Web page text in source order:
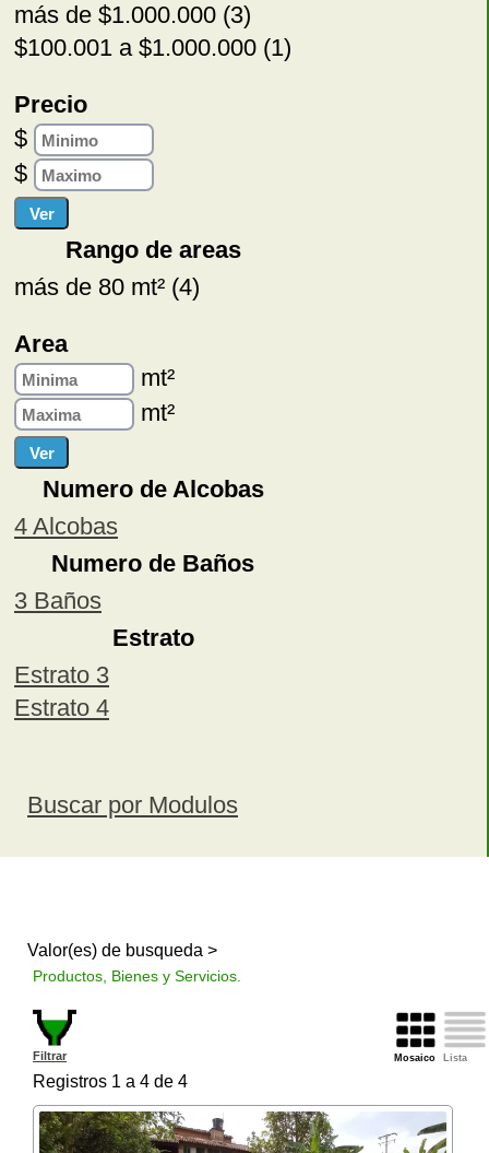
más de $1.000.000 (3)
$100.001 a $1.000.000 (1)
Precio
$
$
Rango de areas
más de 80 mt² (4)
Area
mt²
mt²
Numero de Alcobas
4 Alcobas
Numero de Baños
3 Baños
Estrato
Estrato 3
Estrato 4
Buscar por Modulos
Valor(es) de busqueda >
Productos, Bienes y Servicios.
Filtrar Lista
Mosaico
Registros 1 a 4 de 4